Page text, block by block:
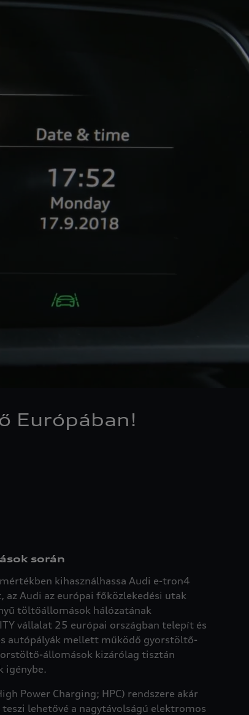
Európában!
során
kihasználhassa Audi e-tron4
az Audi az európai főközlekedési utak
töltőállomások hálózatának
vállalat 25 európai országban telepít és
autópályák mellett működő gyorstöltő-
állomások kizárólag tisztán
igénybe.
Power Charging; HPC) rendszere akár
lehetővé a nagytávolságú elektromos